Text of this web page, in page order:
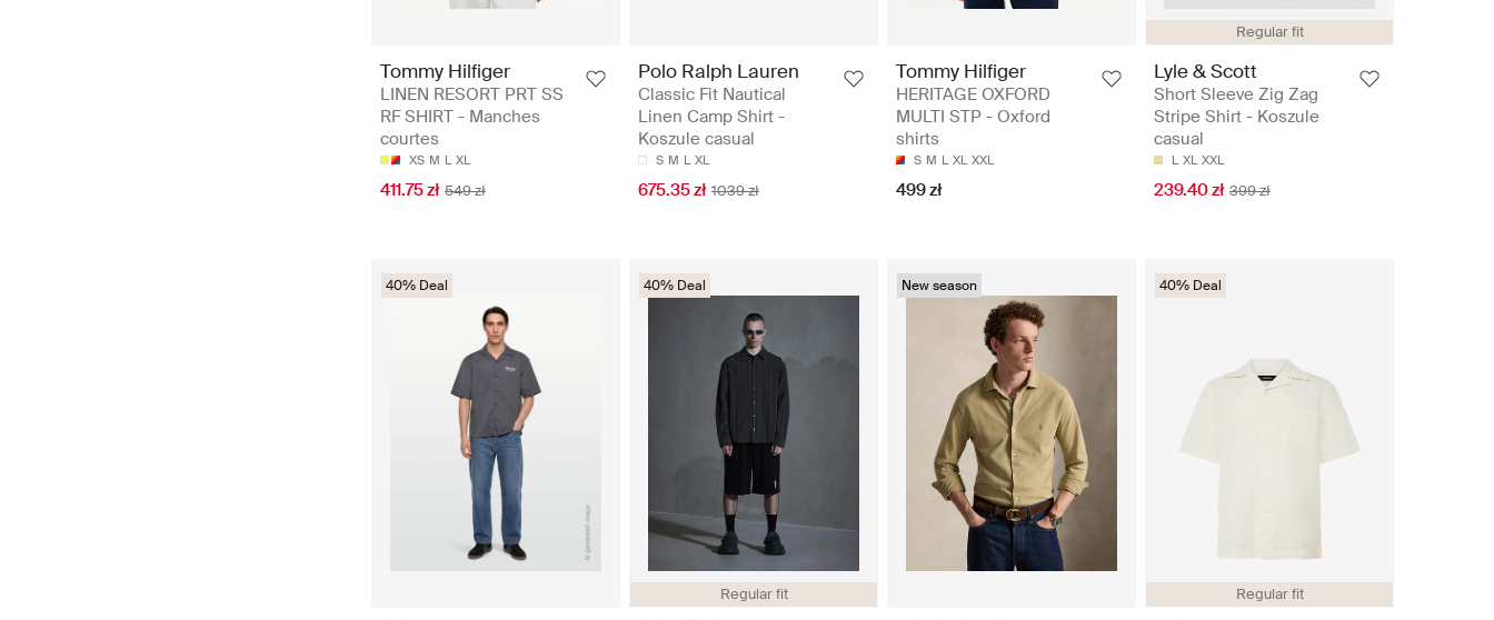
Tommy Hilfiger
LINEN RESORT PRT SS
RF SHIRT - Manches
courtes
XS M L XL
411.75 zł 549 zł
Polo Ralph Lauren
Classic Fit Nautical
Linen Camp Shirt -
Koszule casual
S M L XL
675.35 zł 1039 zł
Tommy Hilfiger
HERITAGE OXFORD
MULTI STP - Oxford
shirts
S M L XL XXL
499 zł
Regular fit
Lyle & Scott
Short Sleeve Zig Zag
Stripe Shirt - Koszule
casual
L XL XXL
239.40 zł 399 zł
40% Deal
Regular fit
40% Deal New season
Regular fit
40% Deal